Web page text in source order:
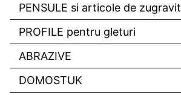
PENSULE si articole de zugravit
PROFILE pentru gleturi
ABRAZIVE
DOMOSTUK